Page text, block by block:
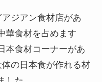
ジアン食材店があ
華食材を占めます
本食材コーナーがあ
の日本食が作れる材